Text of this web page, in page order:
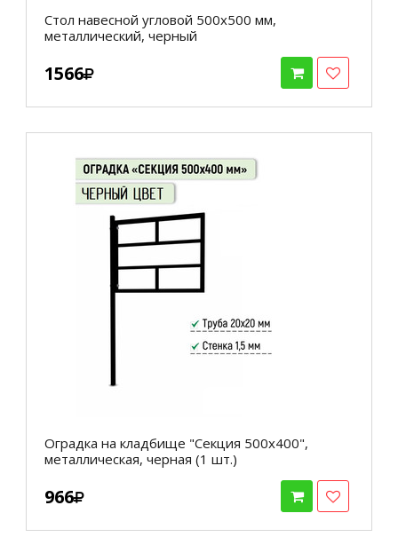
Стол навесной угловой 500х500 мм,
металлический, черный
1566
Оградка на кладбище "Секция 500х400",
металлическая, черная (1 шт.)
966